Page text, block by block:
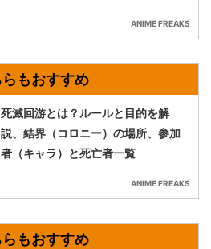
ANIME FREAKS
死滅回游とは？ルールと目的を解
説、結界（コロニー）の場所、参加
者（キャラ）と死亡者一覧
ANIME FREAKS